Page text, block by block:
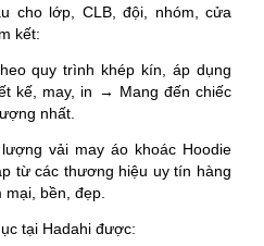
cho lớp, CLB, đội, nhóm, cửa
kết:
quy trình khép kín, áp dụng
kế, may, in → Mang đến chiếc
nhất.
vải may áo khoác Hoodie
từ các thương hiệu uy tín hàng
bền, đẹp.
tại Hadahi được: